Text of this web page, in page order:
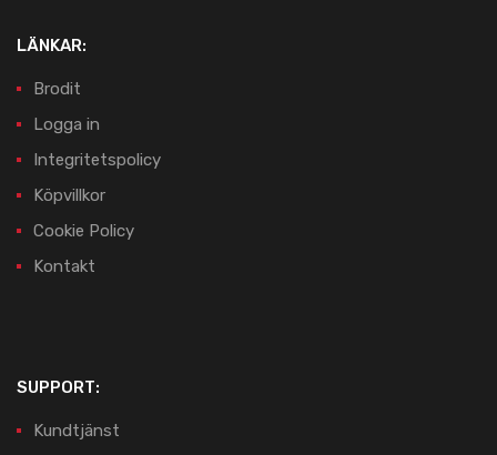
LÄNKAR:
Brodit
Logga in
Integritetspolicy
Köpvillkor
Cookie Policy
Kontakt
SUPPORT:
Kundtjänst